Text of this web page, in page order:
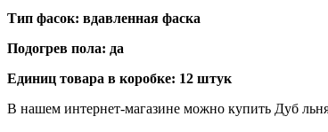
Тип фасок: вдавленная фаска
Подогрев пола: да
Единиц товара в коробке: 12 штук
В нашем интернет-магазине можно купить Дуб